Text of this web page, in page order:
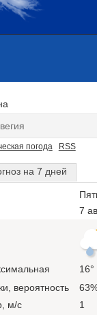
погода RSS
на 7 дней
7
16°
вероятность
м/с
1